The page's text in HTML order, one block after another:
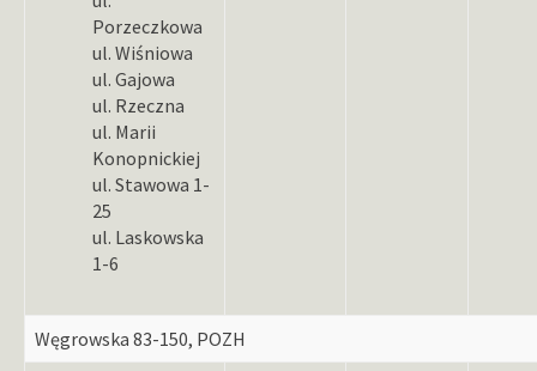
Porzeczkowa
ul. Wiśniowa
ul. Gajowa
ul. Rzeczna
ul. Marii
Konopnickiej
ul. Stawowa 1-
25
ul. Laskowska
1-6
Węgrowska 83-150, POZH